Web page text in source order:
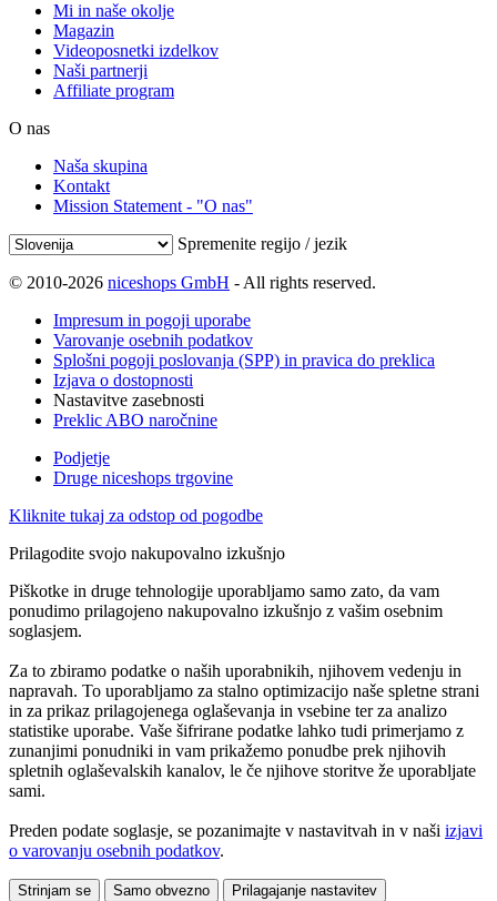
Mi in naše okolje
Magazin
Videoposnetki izdelkov
Naši partnerji
Affiliate program
O nas
Naša skupina
Kontakt
Mission Statement - "O nas"
Spremenite regijo / jezik
© 2010-2026 niceshops GmbH - All rights reserved.
Impresum in pogoji uporabe
Varovanje osebnih podatkov
Splošni pogoji poslovanja (SPP) in pravica do preklica
Izjava o dostopnosti
Nastavitve zasebnosti
Preklic ABO naročnine
Podjetje
Druge niceshops trgovine
Kliknite tukaj za odstop od pogodbe
Prilagodite svojo nakupovalno izkušnjo
Piškotke in druge tehnologije uporabljamo samo zato, da vam
ponudimo prilagojeno nakupovalno izkušnjo z vašim osebnim
soglasjem.
Za to zbiramo podatke o naših uporabnikih, njihovem vedenju in
napravah. To uporabljamo za stalno optimizacijo naše spletne strani
in za prikaz prilagojenega oglaševanja in vsebine ter za analizo
statistike uporabe. Vaše šifrirane podatke lahko tudi primerjamo z
zunanjimi ponudniki in vam prikažemo ponudbe prek njihovih
spletnih oglaševalskih kanalov, le če njihove storitve že uporabljate
sami.
Preden podate soglasje, se pozanimajte v nastavitvah in v naši izjavi
o varovanju osebnih podatkov.
Strinjam se Samo obvezno Prilagajanje nastavitev